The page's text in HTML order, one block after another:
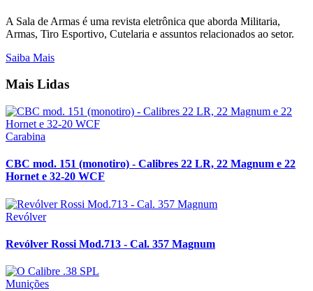
A Sala de Armas é uma revista eletrônica que aborda Militaria,
Armas, Tiro Esportivo, Cutelaria e assuntos relacionados ao setor.
Saiba Mais
Mais Lidas
Carabina
CBC mod. 151 (monotiro) - Calibres 22 LR, 22 Magnum e 22
Hornet e 32-20 WCF
Revólver
Revólver Rossi Mod.713 - Cal. 357 Magnum
Munições